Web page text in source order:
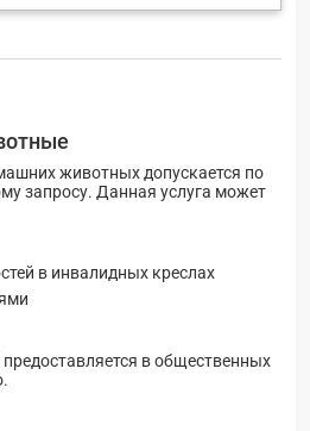
животных допускается по
запросу. Данная услуга может
в инвалидных креслах
предоставляется в общественных